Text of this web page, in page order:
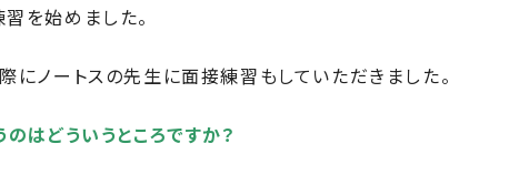
を始めました。
にノートスの先生に面接練習もしていただきました。
はどういうところですか？